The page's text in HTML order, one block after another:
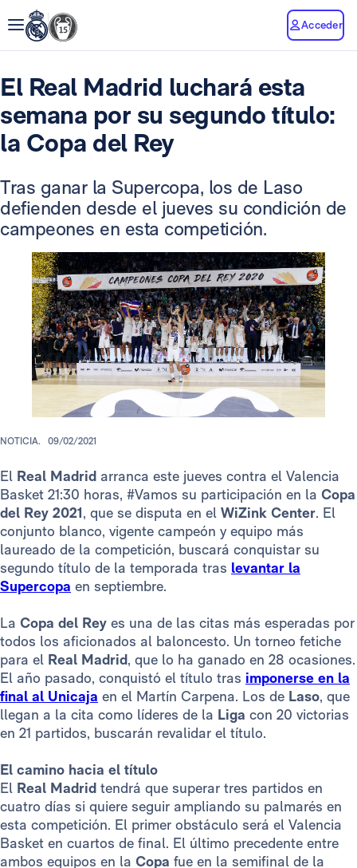
Acceder
El Real Madrid luchará esta
semana por su segundo título:
la Copa del Rey
Tras ganar la Supercopa, los de Laso
defienden desde el jueves su condición de
campeones en esta competición.
NOTICIA. 09/02/2021
El Real Madrid arranca este jueves contra el Valencia
Basket 21:30 horas, #Vamos su participación en la Copa
del Rey 2021, que se disputa en el WiZink Center. El
conjunto blanco, vigente campeón y equipo más
laureado de la competición, buscará conquistar su
segundo título de la temporada tras levantar la
Supercopa en septiembre.
La Copa del Rey es una de las citas más esperadas por
todos los aficionados al baloncesto. Un torneo fetiche
para el Real Madrid, que lo ha ganado en 28 ocasiones.
El año pasado, conquistó el título tras imponerse en la
final al Unicaja en el Martín Carpena. Los de Laso, que
llegan a la cita como líderes de la Liga con 20 victorias
en 21 partidos, buscarán revalidar el título.
El camino hacia el título
El Real Madrid tendrá que superar tres partidos en
cuatro días si quiere seguir ampliando su palmarés en
esta competición. El primer obstáculo será el Valencia
Basket en cuartos de final. El último precedente entre
ambos equipos en la Copa fue en la semifinal de la